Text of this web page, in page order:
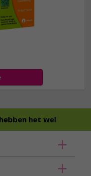
het wel